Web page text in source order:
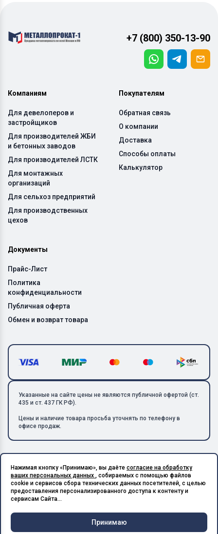
+7 (800) 350-13-90
Компаниям
Для девелоперов и
застройщиков
Для производителей ЖБИ
и бетонных заводов
Для производителей ЛСТК
Для монтажных
организаций
Для сельхоз предприятий
Для производственных
цехов
Покупателям
Обратная связь
О компании
Доставка
Способы оплаты
Калькулятор
Документы
Прайс-Лист
Политика
конфиденциальности
Публичная оферта
Обмен и возврат товара
Указанные на сайте цены не являются публичной офертой (ст.
435 и ст. 437 ГК РФ).
Цены и наличие товара просьба уточнять по телефону в
офисе продаж.
Copyright © 2026 ООО «Металлолом-1». Все права защищены.
Разработано в X-Point.Studio
ИНН: 5003129594 | КПП: 500301001 | ОГРН: 1185027017240
Подпишитесь на Telegram,
получите скидку 20%
Главная Каталог Корзина Меню
Нажимая кнопку «Принимаю», вы даёте согласие на обработку
ваших персональных данных , собираемых с помощью файлов
cookie и сервисов сбора технических данных посетителей, с целью
предоставления персонализированного доступа к контенту и
сервисам Сайта...
Принимаю